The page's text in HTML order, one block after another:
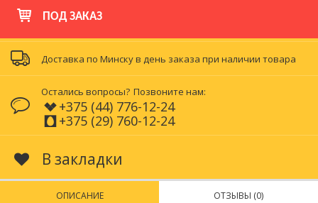
ПОД ЗАКАЗ
Доставка по Минску в день заказа при наличии товара
Остались вопросы? Позвоните нам:
+375 (44) 776-12-24
+375 (29) 760-12-24
В закладки
ОПИСАНИЕ ОТЗЫВЫ (0)